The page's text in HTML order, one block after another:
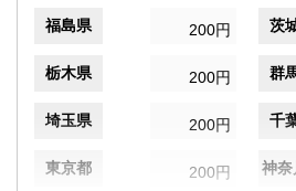
福島県 200円 茨
栃木県 200円 群
埼玉県 200円 千
東京都 200円 神奈